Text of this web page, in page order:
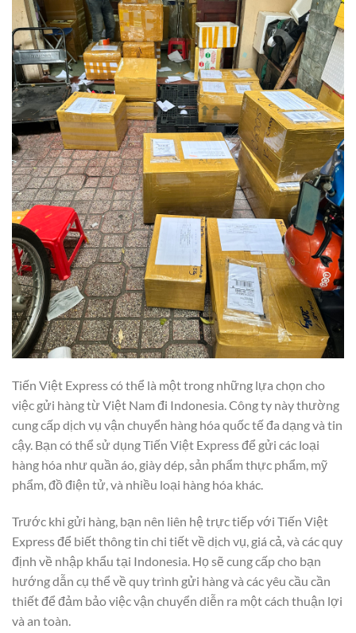
Tiến Việt Express có thể là một trong những lựa chọn cho
việc gửi hàng từ Việt Nam đi Indonesia. Công ty này thường
cung cấp dịch vụ vận chuyển hàng hóa quốc tế đa dạng và tin
cậy. Bạn có thể sử dụng Tiến Việt Express để gửi các loại
hàng hóa như quần áo, giày dép, sản phẩm thực phẩm, mỹ
phẩm, đồ điện tử, và nhiều loại hàng hóa khác.
Trước khi gửi hàng, bạn nên liên hệ trực tiếp với Tiến Việt
Express để biết thông tin chi tiết về dịch vụ, giá cả, và các quy
định về nhập khẩu tại Indonesia. Họ sẽ cung cấp cho bạn
hướng dẫn cụ thể về quy trình gửi hàng và các yêu cầu cần
thiết để đảm bảo việc vận chuyển diễn ra một cách thuận lợi
và an toàn.